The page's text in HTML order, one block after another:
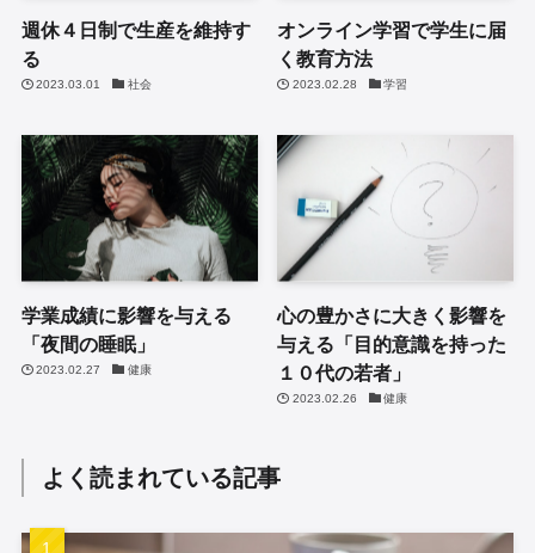
週休４日制で生産を維持す
る
2023.03.01 社会
オンライン学習で学生に届
く教育方法
2023.02.28 学習
学業成績に影響を与える
「夜間の睡眠」
2023.02.27 健康
心の豊かさに大きく影響を
与える「目的意識を持った
１０代の若者」
2023.02.26 健康
よく読まれている記事